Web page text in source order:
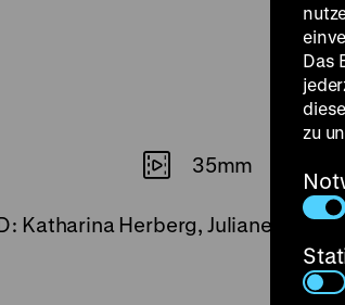
35mm
Katharina Herberg, Juliane Rom-
Das
zu